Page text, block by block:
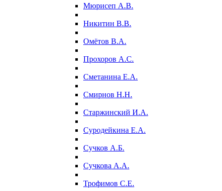
Мюрисеп А.В.
Никитин В.В.
Омётов В.А.
Прохоров А.С.
Сметанина Е.А.
Смирнов Н.Н.
Старжинский И.А.
Суродейкина Е.А.
Сучков А.Б.
Сучкова А.А.
Трофимов С.Е.